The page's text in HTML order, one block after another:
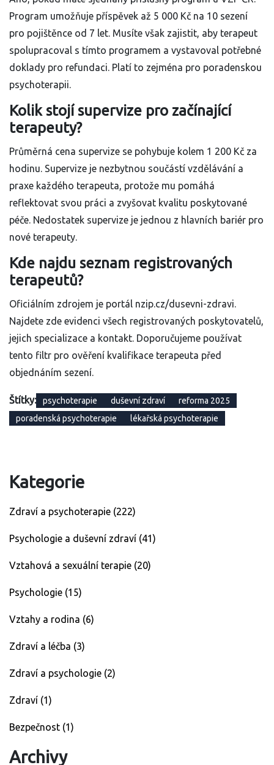
Program umožňuje příspěvek až 5 000 Kč na 10 sezení
pro pojištěnce od 7 let. Musíte však zajistit, aby terapeut
spolupracoval s tímto programem a vystavoval potřebné
doklady pro refundaci. Platí to zejména pro poradenskou
psychoterapii.
Kolik stojí supervize pro začínající
terapeuty?
Průměrná cena supervize se pohybuje kolem 1 200 Kč za
hodinu. Supervize je nezbytnou součástí vzdělávání a
praxe každého terapeuta, protože mu pomáhá
reflektovat svou práci a zvyšovat kvalitu poskytované
péče. Nedostatek supervize je jednou z hlavních bariér pro
nové terapeuty.
Kde najdu seznam registrovaných
terapeutů?
Oficiálním zdrojem je portál nzip.cz/dusevni-zdravi.
Najdete zde evidenci všech registrovaných poskytovatelů,
jejich specializace a kontakt. Doporučujeme používat
tento filtr pro ověření kvalifikace terapeuta před
objednáním sezení.
Štítky: psychoterapie duševní zdraví
reforma 2025
poradenská psychoterapie
lékařská psychoterapie
Kategorie
Zdraví a psychoterapie (222)
Psychologie a duševní zdraví (41)
Vztahová a sexuální terapie (20)
Psychologie (15)
Vztahy a rodina (6)
Zdraví a léčba (3)
Zdraví a psychologie (2)
Zdraví (1)
Bezpečnost (1)
Archivy